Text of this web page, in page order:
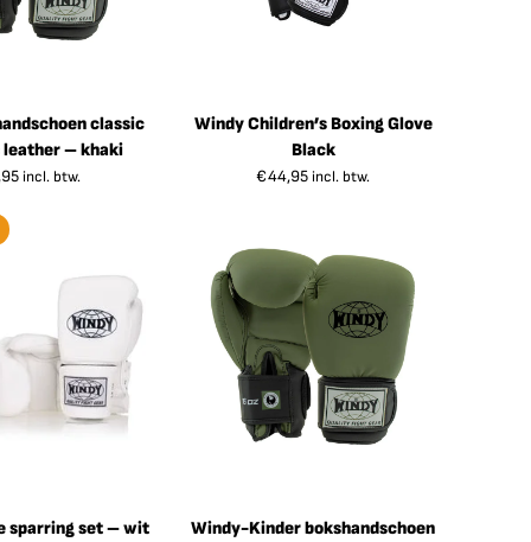
classic
– khaki
incl. btw.
Windy Children’s Boxing Glove
Black
€44,95 incl. btw.
sparring set – wit
Windy-Kinder bokshandschoen